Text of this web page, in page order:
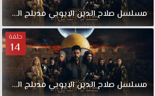
مسلسل صلاحالدينالايوبي مدبلجالحلقة
حلقة
14
مسلسل صلاحالدينالايوبي مدبلجالحلقة